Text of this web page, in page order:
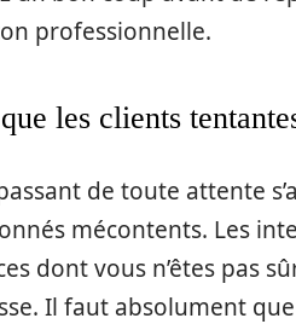
professionnelle.
les clients
de toute attente
mécontents. Les
dont vous n’êtes pas
Il faut absolument